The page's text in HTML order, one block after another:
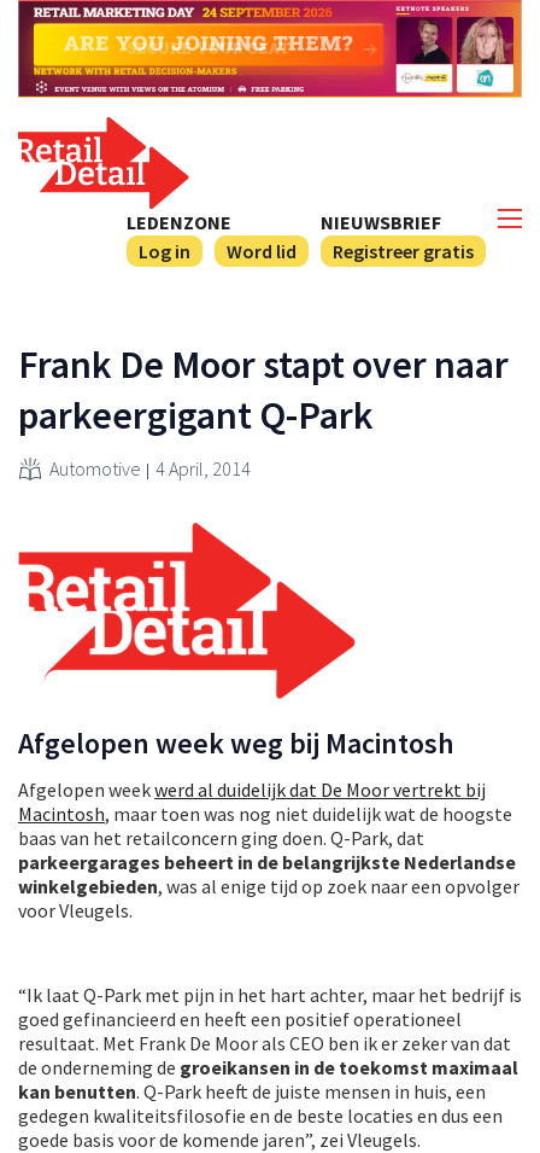
NIEUWSBRIEF
Registreer gratis
LEDENZONE
Log in
Word lid
Frank De Moor stapt over naar
parkeergigant Q-Park
Automotive 4 April, 2014
Afgelopen week weg bij Macintosh
Afgelopen weekwerd al duidelijk dat De Moor vertrekt bij
Macintosh, maar toen was nog niet duidelijk wat de hoogste
baas van het retailconcern ging doen. Q-Park, dat
parkeergarages beheert in de belangrijkste Nederlandse
winkelgebieden, was al enige tijd op zoek naar een opvolger
voor Vleugels.
“Ik laat Q-Park met pijn in het hart achter, maar het bedrijf is
goed gefinancieerd en heeft een positief operationeel
resultaat. Met Frank De Moor als CEO ben ik er zeker van dat
de onderneming de groeikansen in de toekomst maximaal
kan benutten. Q-Park heeft de juiste mensen in huis, een
gedegen kwaliteitsfilosofie en de beste locaties en dus een
goede basis voor de komende jaren”, zei Vleugels.